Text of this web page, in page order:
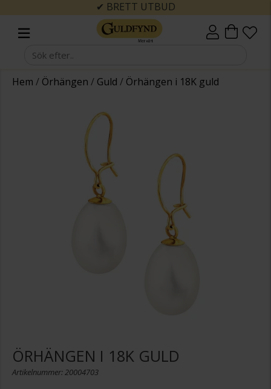
✔ BRETT UTBUD
Hem / Örhängen / Guld / Örhängen i 18K guld
ÖRHÄNGEN I 18K GULD
Artikelnummer: 20004703